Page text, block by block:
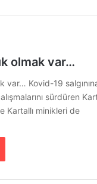
olmak var…
var… Kovid-19
sürdüren
Kartallı minikleri de